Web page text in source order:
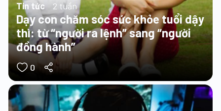
Tin tức 2 tuần
Dạy con chăm sóc sức khỏe tuổi dậy
thì: từ “người ra lệnh” sang “người
đồng hành”
0